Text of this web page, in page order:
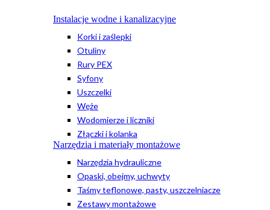
Instalacje wodne i kanalizacyjne
Korki i zaślepki
Otuliny
Rury PEX
Syfony
Uszczelki
Węże
Wodomierze i liczniki
Złączki i kolanka
Narzędzia i materiały montażowe
Narzędzia hydrauliczne
Opaski, obejmy, uchwyty
Taśmy teflonowe, pasty, uszczelniacze
Zestawy montażowe